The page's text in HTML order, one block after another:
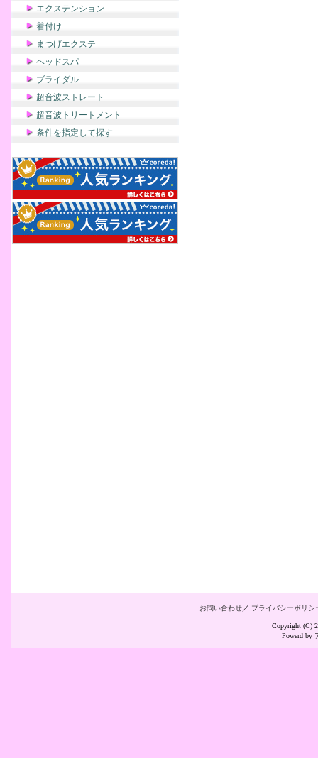
エクステンション
着付け
まつげエクステ
ヘッドスパ
ブライダル
超音波ストレート
超音波トリートメント
条件を指定して探す
お問い合わせ／ プライバシーポリシ
Copyright (C)
Powerd by